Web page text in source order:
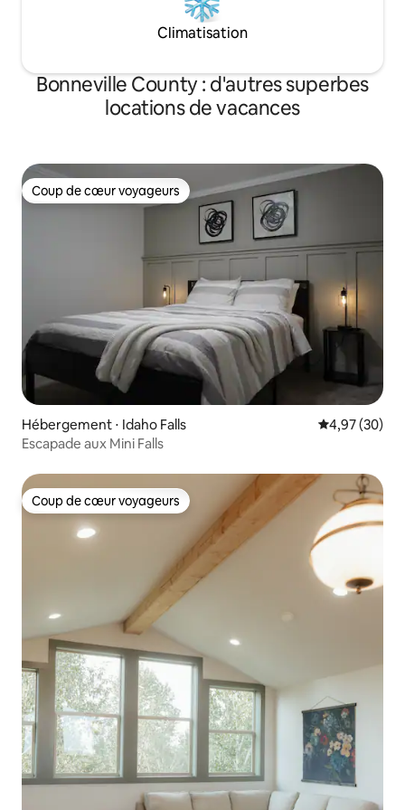
Climatisation
Bonneville County : d'autres superbes
locations de vacances
Coup de cœur voyageurs
Coup de cœur voyageurs
Hébergement ⋅ Idaho Falls Évaluation
4,97 (30)
Escapade aux Mini Falls
Coup de cœur voyageurs
Coup de cœur voyageurs